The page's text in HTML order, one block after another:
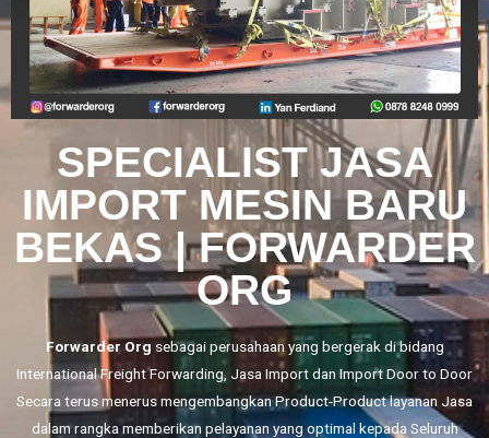
SPECIALIST JASA
IMPORT MESIN BARU
BEKAS | FORWARDER
ORG
Forwarder Org sebagai perusahaan yang bergerak di bidang
International Freight Forwarding, Jasa Importdan Import Door to Door
Secara terus menerus mengembangkan Product-Product layanan Jasa
dalam rangka memberikan pelayanan yang optimal kepada Seluruh